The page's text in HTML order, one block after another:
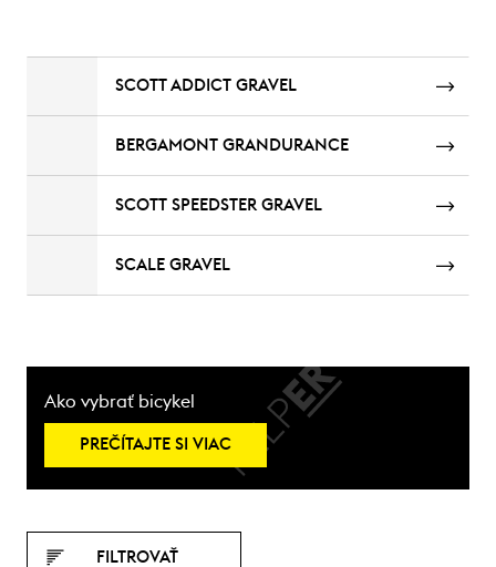
SCOTT ADDICT GRAVEL
BERGAMONT GRANDURANCE
SCOTT SPEEDSTER GRAVEL
SCALE GRAVEL
Ako vybrať bicykel
PREČÍTAJTE SI VIAC
FILTROVAŤ